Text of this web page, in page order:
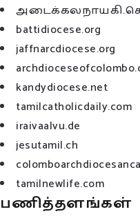
battidiocese.org
jaffnarcdiocese.org
kandydiocese.net
tamilcatholicdaily.com
iraivaalvu.de
jesutamil.ch
tamilnewlife.com
பணித்தளங்கள்